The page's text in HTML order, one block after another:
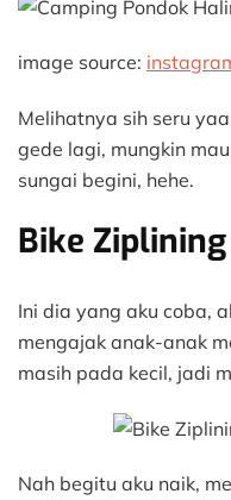
image source:
Melihatnya sih seru
gede lagi, mungkin
sungai begini, hehe.
Bike Ziplining
Ini dia yang aku coba,
mengajak anak-anak
masih pada kecil, jadi
Nah begitu aku naik,